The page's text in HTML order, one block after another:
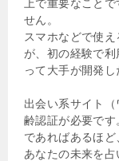
上で重要なこと
せん。
スマホなどで使
が、初の経験で
って大手が開発
出会い系サイト
齢認証が必要で
であればあるほど
あなたの未来を